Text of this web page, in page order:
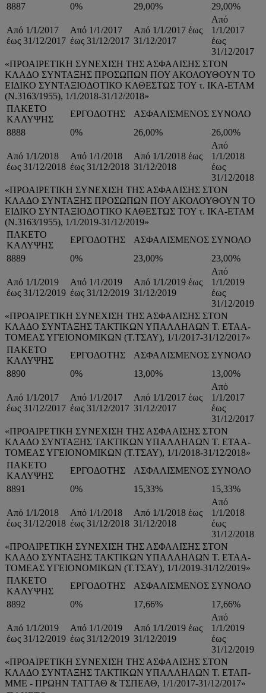
8887
0% 29,00% 29,00%
Από 1/1/2017
έως 31/12/2017
Από 1/1/2017
έως 31/12/2017
Από 1/1/2017 έως
31/12/2017
Από
1/1/2017
έως
31/12/2017
«ΠΡΟΑΙΡΕΤΙΚΗ ΣΥΝΕΧΙΣΗ ΤΗΣ ΑΣΦΑΛΙΣΗΣ ΣΤΟΝ
ΚΛΑΔΟ ΣΥΝΤΑΞΗΣ ΠΡΟΣΩΠΩΝ ΠΟΥ ΑΚΟΛΟΥΘΟΥΝ ΤΟ
ΕΙΔΙΚΟ ΣΥΝΤΑΞΙΟΔΟΤΙΚΟ ΚΑΘΕΣΤΩΣ ΤΟΥ τ. ΙΚΑ-ΕΤΑΜ
(Ν.3163/1955), 1/1/2018-31/12/2018»
ΠΑΚΕΤΟ
ΚΑΛΥΨΗΣ
ΕΡΓΟΔΟΤΗΣ ΑΣΦΑΛΙΣΜΕΝΟΣ ΣΥΝΟΛΟ
8888
0% 26,00% 26,00%
Από 1/1/2018
έως 31/12/2018
Από 1/1/2018
έως 31/12/2018
Από 1/1/2018 έως
31/12/2018
Από
1/1/2018
έως
31/12/2018
«ΠΡΟΑΙΡΕΤΙΚΗ ΣΥΝΕΧΙΣΗ ΤΗΣ ΑΣΦΑΛΙΣΗΣ ΣΤΟΝ
ΚΛΑΔΟ ΣΥΝΤΑΞΗΣ ΠΡΟΣΩΠΩΝ ΠΟΥ ΑΚΟΛΟΥΘΟΥΝ ΤΟ
ΕΙΔΙΚΟ ΣΥΝΤΑΞΙΟΔΟΤΙΚΟ ΚΑΘΕΣΤΩΣ ΤΟΥ τ. ΙΚΑ-ΕΤΑΜ
(Ν.3163/1955), 1/1/2019-31/12/2019»
ΠΑΚΕΤΟ
ΚΑΛΥΨΗΣ
ΕΡΓΟΔΟΤΗΣ ΑΣΦΑΛΙΣΜΕΝΟΣ ΣΥΝΟΛΟ
8889
0% 23,00% 23,00%
Από 1/1/2019
έως 31/12/2019
Από 1/1/2019
έως 31/12/2019
Από 1/1/2019 έως
31/12/2019
Από
1/1/2019
έως
31/12/2019
«ΠΡΟΑΙΡΕΤΙΚΗ ΣΥΝΕΧΙΣΗ ΤΗΣ ΑΣΦΑΛΙΣΗΣ ΣΤΟΝ
ΚΛΑΔΟ ΣΥΝΤΑΞΗΣ ΤΑΚΤΙΚΩΝ ΥΠΑΛΛΗΛΩΝ Τ. ΕΤΑΑ-
ΤΟΜΕΑΣ ΥΓΕΙΟΝΟΜΙΚΩΝ (Τ.ΤΣΑΥ), 1/1/2017-31/12/2017»
ΠΑΚΕΤΟ
ΚΑΛΥΨΗΣ
ΕΡΓΟΔΟΤΗΣ ΑΣΦΑΛΙΣΜΕΝΟΣ ΣΥΝΟΛΟ
8890
0% 13,00% 13,00%
Από 1/1/2017
έως 31/12/2017
Από 1/1/2017
έως 31/12/2017
Από 1/1/2017 έως
31/12/2017
Από
1/1/2017
έως
31/12/2017
«ΠΡΟΑΙΡΕΤΙΚΗ ΣΥΝΕΧΙΣΗ ΤΗΣ ΑΣΦΑΛΙΣΗΣ ΣΤΟΝ
ΚΛΑΔΟ ΣΥΝΤΑΞΗΣ ΤΑΚΤΙΚΩΝ ΥΠΑΛΛΗΛΩΝ Τ. ΕΤΑΑ-
ΤΟΜΕΑΣ ΥΓΕΙΟΝΟΜΙΚΩΝ (Τ.ΤΣΑΥ), 1/1/2018-31/12/2018»
ΠΑΚΕΤΟ
ΚΑΛΥΨΗΣ
ΕΡΓΟΔΟΤΗΣ ΑΣΦΑΛΙΣΜΕΝΟΣ ΣΥΝΟΛΟ
8891
0% 15,33% 15,33%
Από 1/1/2018
έως 31/12/2018
Από 1/1/2018
έως 31/12/2018
Από 1/1/2018 έως
31/12/2018
Από
1/1/2018
έως
31/12/2018
«ΠΡΟΑΙΡΕΤΙΚΗ ΣΥΝΕΧΙΣΗ ΤΗΣ ΑΣΦΑΛΙΣΗΣ ΣΤΟΝ
ΚΛΑΔΟ ΣΥΝΤΑΞΗΣ ΤΑΚΤΙΚΩΝ ΥΠΑΛΛΗΛΩΝ Τ. ΕΤΑΑ-
ΤΟΜΕΑΣ ΥΓΕΙΟΝΟΜΙΚΩΝ (Τ.ΤΣΑΥ), 1/1/2019-31/12/2019»
ΠΑΚΕΤΟ
ΚΑΛΥΨΗΣ
ΕΡΓΟΔΟΤΗΣ ΑΣΦΑΛΙΣΜΕΝΟΣ ΣΥΝΟΛΟ
8892
0% 17,66% 17,66%
Από 1/1/2019
έως 31/12/2019
Από 1/1/2019
έως 31/12/2019
Από 1/1/2019 έως
31/12/2019
Από
1/1/2019
έως
31/12/2019
«ΠΡΟΑΙΡΕΤΙΚΗ ΣΥΝΕΧΙΣΗ ΤΗΣ ΑΣΦΑΛΙΣΗΣ ΣΤΟΝ
ΚΛΑΔΟ ΣΥΝΤΑΞΗΣ ΤΑΚΤΙΚΩΝ ΥΠΑΛΛΗΛΩΝ Τ. ΕΤΑΠ-
ΜΜΕ - ΠΡΩΗΝ ΤΑΤΤΑΘ & ΤΣΠΕΑΘ, 1/1/2017-31/12/2017»